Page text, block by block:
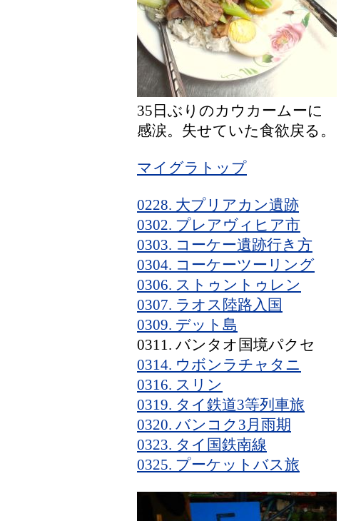
35日ぶりのカウカームーに
感涙。失せていた食欲戻る。
マイグラトップ
0228. 大プリアカン遺跡
0302. プレアヴィヒア市
0303. コーケー遺跡行き方
0304. コーケーツーリング
0306. ストゥントゥレン
0307. ラオス陸路入国
0309. デット島
0311. バンタオ国境パクセ
0314. ウボンラチャタニ
0316. スリン
0319. タイ鉄道3等列車旅
0320. バンコク3月雨期
0323. タイ国鉄南線
0325. プーケットバス旅